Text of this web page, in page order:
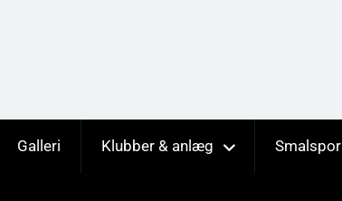
Galleri Klubber & anlæg Smalspor